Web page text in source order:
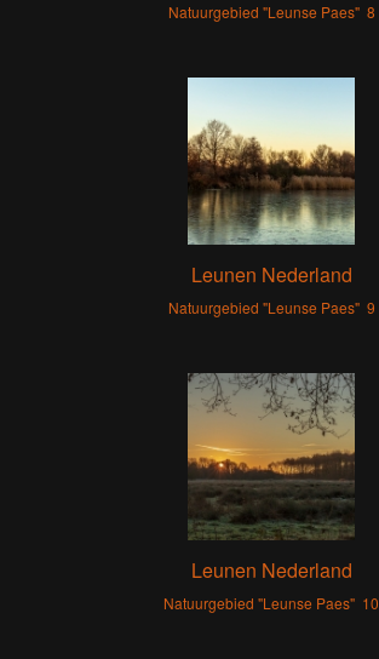
Natuurgebied "Leunse Paes" 8
Leunen Nederland
Natuurgebied "Leunse Paes" 9
Leunen Nederland
Natuurgebied "Leunse Paes" 10